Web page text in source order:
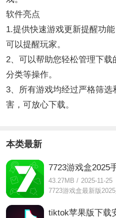
软件亮点
1.提供快速游戏更新提醒功
可以提醒玩家。
2、可以帮助您轻松管理下载
分类等操作。
3、所有游戏均经过严格筛
害，可放心下载。
本类最新
7723游戏盒2025
43.27MB / 2025-11-25
tiktok苹果版下载